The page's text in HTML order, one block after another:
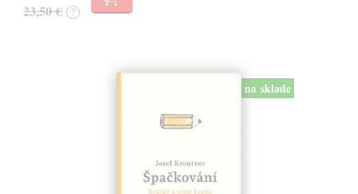
23,50 € ?
na sklade